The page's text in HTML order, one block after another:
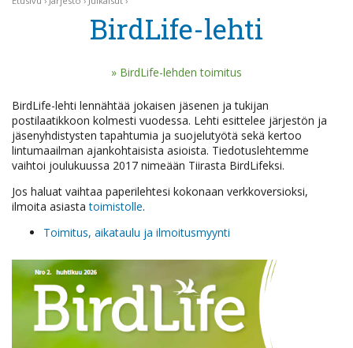
BirdLife-lehti
BirdLife-lehden toimitus
BirdLife-lehti lennähtää jokaisen jäsenen ja tukijan
postilaatikkoon kolmesti vuodessa. Lehti esittelee järjestön ja
jäsenyhdistysten tapahtumia ja suojelutyötä sekä kertoo
lintumaailman ajankohtaisista asioista. Tiedotuslehtemme
vaihtoi joulukuussa 2017 nimeään Tiirasta BirdLifeksi.
Jos haluat vaihtaa paperilehtesi kokonaan verkkoversioksi,
ilmoita asiastatoimistolle.
Toimitus, aikataulu ja ilmoitusmyynti